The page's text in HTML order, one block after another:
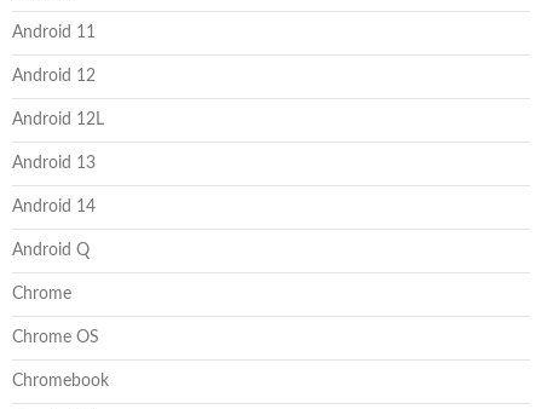
Android 11
Android 12
Android 12L
Android 13
Android 14
Android Q
Chrome
Chrome OS
Chromebook